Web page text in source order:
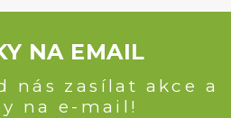
NA EMAIL
nás zasílat akce a
na e-mail!